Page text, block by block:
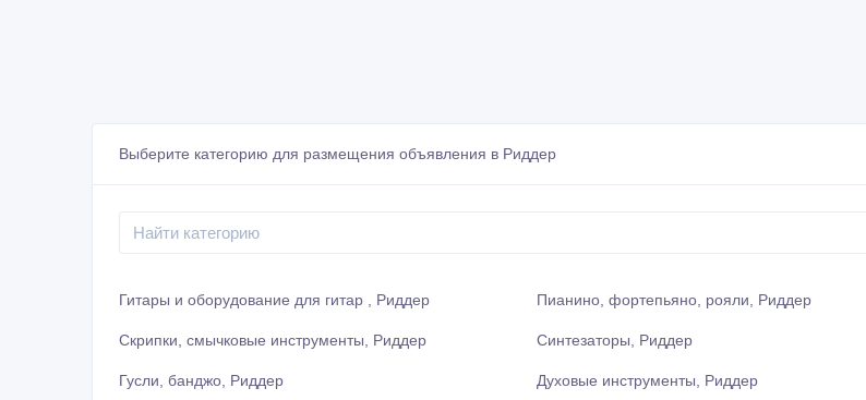
Выберите категорию для размещения объявления в Риддер
Гитары и оборудование для гитар , Риддер
Скрипки, смычковые инструменты, Риддер
Гусли, банджо, Риддер
Пианино, фортепьяно, рояли, Риддер
Синтезаторы, Риддер
Духовые инструменты, Риддер